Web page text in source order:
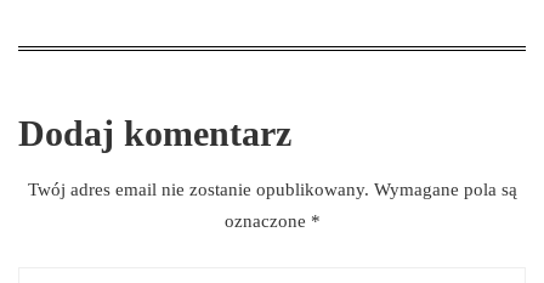
Dodaj komentarz
Twój adres email nie zostanie opublikowany. Wymagane pola są
oznaczone *